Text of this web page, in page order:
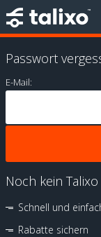
Passwort
E-Mail:
Noch kein
Schnell und
Rabatte sichern